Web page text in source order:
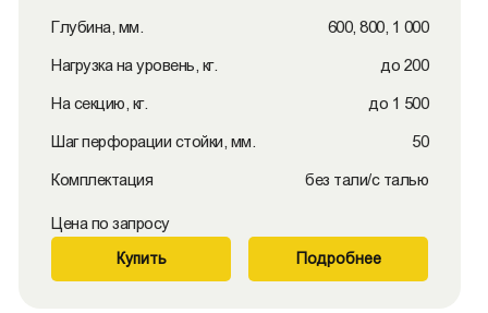
Глубина, мм. 600, 800, 1 000
Нагрузка на уровень, кг. до 200
На секцию, кг. до 1 500
Шаг перфорации стойки, мм. 50
Комплектация без тали/с талью
Цена по запросу
Купить Подробнее